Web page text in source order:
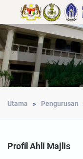
Utama Pengurusan
Profil Ahli Majlis